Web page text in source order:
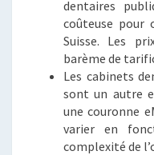
dentaires
coûteuse pour
Suisse. Les
barème de
Les cabinets
sont un autre
une couronne
varier en
complexité de